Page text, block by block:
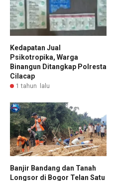
Kedapatan Jual
Psikotropika, Warga
Binangun Ditangkap Polresta
Cilacap
1 tahun lalu
Banjir Bandang dan Tanah
Longsor di Bogor Telan Satu